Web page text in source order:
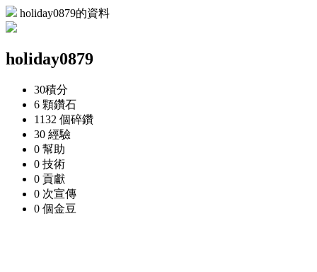
holiday0879的資料
holiday0879
30積分
6 顆鑽石
1132 個碎鑽
30 經驗
0 幫助
0 技術
0 貢獻
0 次宣傳
0 個金豆